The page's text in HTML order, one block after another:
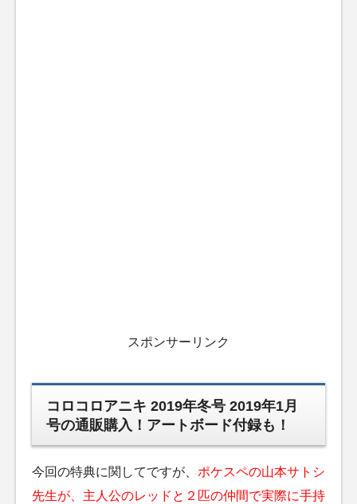
スポンサーリンク
コロコロアニキ 2019年冬号 2019年1月
号の通販購入！アートボード付録も！
今回の特典に関してですが、 ポケスペの山本サトシ
先生が、主人公のレッドと２匹の仲間で実際に手持